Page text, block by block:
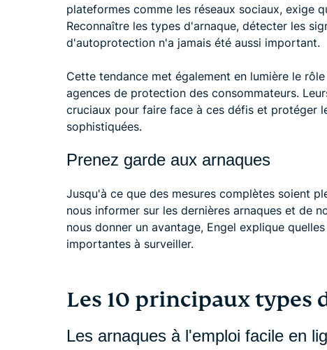
plateformes comme les réseaux sociaux, exige
Reconnaître les types d'arnaque, détecter les
d'autoprotection n'a jamais été aussi important.
Cette tendance met également en lumière le
agences de protection des consommateurs.
cruciaux pour faire face à ces défis et protéger
sophistiquées.
Prenez garde aux arnaques
Jusqu'à ce que des mesures complètes soient
nous informer sur les dernières arnaques et de
nous donner un avantage, Engel explique
importantes à surveiller.
Les 10 principaux types
Les arnaques à l'emploi facile en